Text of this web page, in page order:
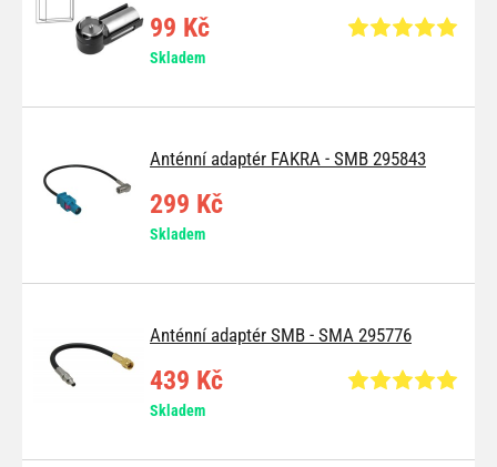
99 Kč
Skladem
Anténní adaptér FAKRA - SMB 295843
299 Kč
Skladem
Anténní adaptér SMB - SMA 295776
439 Kč
Skladem